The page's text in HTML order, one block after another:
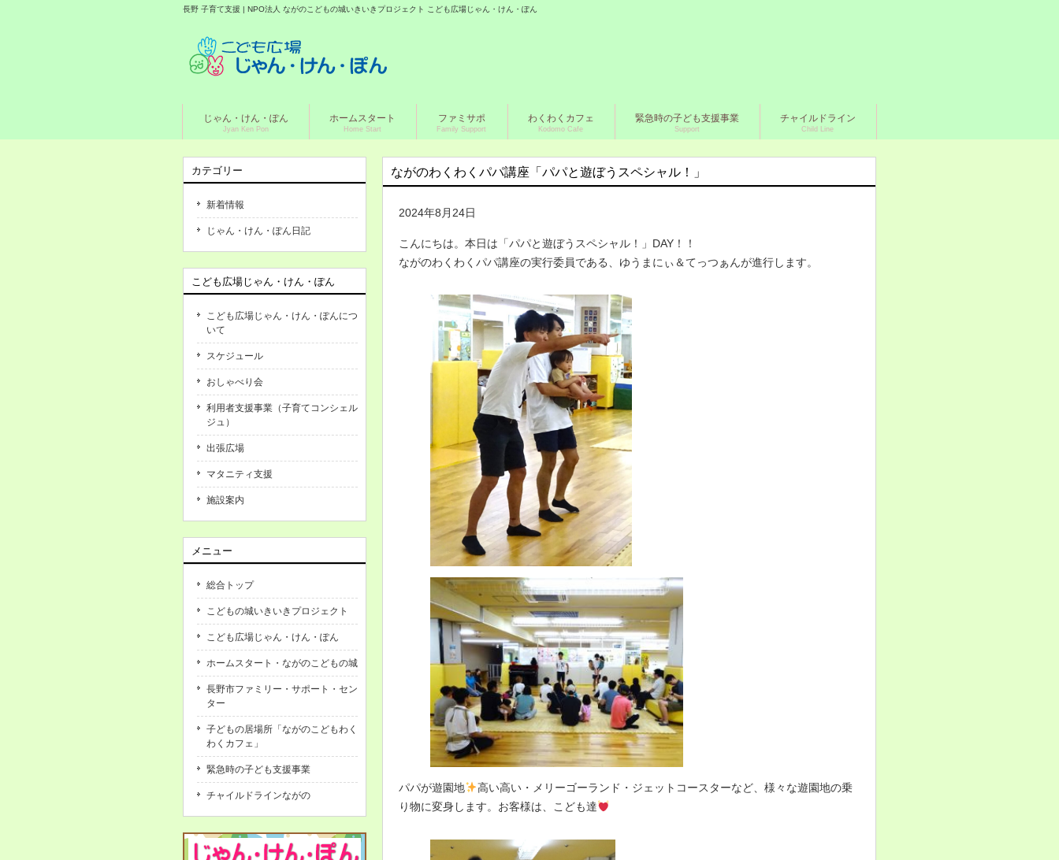
長野 子育て支援 | NPO法人 ながのこどもの城いきいきプロジェクト こども広場じゃん・けん・ぽん
じゃん・けん・ぽん
Jyan Ken Pon
ホームスタート
Home Start
ファミサポ
Family Support
わくわくカフェ
Kodomo Cafe
緊急時の子ども支援事業
Support
チャイルドライン
Child Line
ながのわくわくパパ講座「パパと遊ぼうスペシャル！」
2024年8月24日
こんにちは。本日は「パパと遊ぼうスペシャル！」DAY！！
ながのわくわくパパ講座の実行委員である、ゆうまにぃ＆てっつぁんが進行します。
パパが遊園地
高い高い・メリーゴーランド・ジェットコースターなど、様々な遊園地の乗
り物に変身します。お客様は、こども達
カテゴリー
新着情報
じゃん・けん・ぽん日記
こども広場じゃん・けん・ぽん
こども広場じゃん・けん・ぽんにつ
いて
スケジュール
おしゃべり会
利用者支援事業（子育てコンシェル
ジュ）
出張広場
マタニティ支援
施設案内
メニュー
総合トップ
こどもの城いきいきプロジェクト
こども広場じゃん・けん・ぽん
ホームスタート・ながのこどもの城
長野市ファミリー・サポート・セン
ター
子どもの居場所「ながのこどもわく
わくカフェ」
緊急時の子ども支援事業
チャイルドラインながの